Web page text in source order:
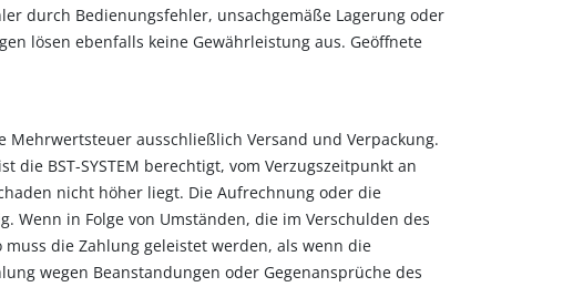
durch Bedienungsfehler, unsachgemäße Lagerung oder
lösen ebenfalls keine Gewährleistung aus. Geöffnete
Mehrwertsteuer ausschließlich Versand und Verpackung.
BST-SYSTEM berechtigt, vom Verzugszeitpunkt an
nicht höher liegt. Die Aufrechnung oder die
Wenn in Folge von Umständen, die im Verschulden des
die Zahlung geleistet werden, als wenn die
wegen Beanstandungen oder Gegenansprüche des